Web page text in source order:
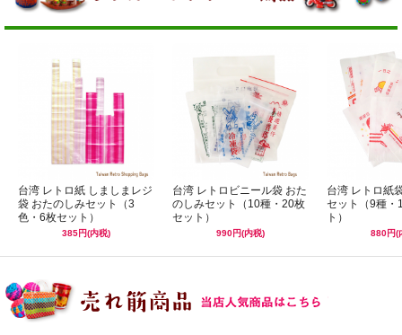
台湾 レトロ紙 しましまレジ
袋 おたのしみセット（3
色・6枚セット）
385円(内税)
台湾 レトロビニール袋 おた
のしみセット（10種・20枚
セット）
990円(内税)
台湾 レトロ紙
セット（9種・
ト）
880円(